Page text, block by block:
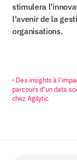
stimulera
l'avenir de la
organisations.
‹ Des insights à
parcours d'un data
chez Agilytic